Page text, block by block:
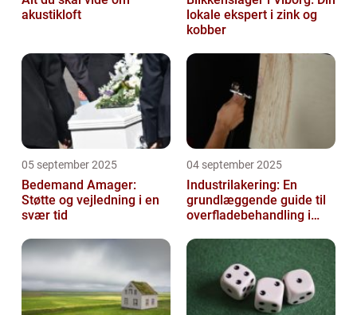
akustikloft
lokale ekspert i zink og
kobber
05 september 2025
Bedemand Amager:
Støtte og vejledning i en
svær tid
04 september 2025
Industrilakering: En
grundlæggende guide til
overfladebehandling i